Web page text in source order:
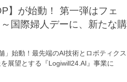
】が始動！ 第一弾はフェ
国際婦人デーに、新たな購
始動！最先端のAI技術とロボティクス
展望とする『Logiwill24.AI』事業に